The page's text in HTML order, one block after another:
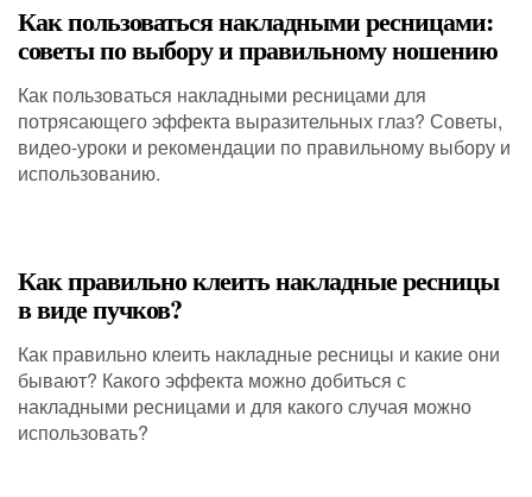
Как пользоваться накладными ресницами:
советы по выбору и правильному ношению
Как пользоваться накладными ресницами для
потрясающего эффекта выразительных глаз? Советы,
видео-уроки и рекомендации по правильному выбору и
использованию.
Как правильно клеить накладные ресницы
в виде пучков?
Как правильно клеить накладные ресницы и какие они
бывают? Какого эффекта можно добиться с
накладными ресницами и для какого случая можно
использовать?